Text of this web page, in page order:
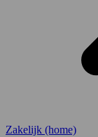
Zakelijk (home)